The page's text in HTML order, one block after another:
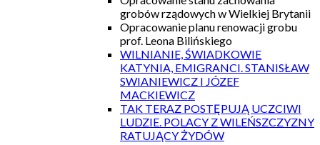
grobów rządowych w Wielkiej Brytanii
Opracowanie planu renowacji grobu
prof. Leona Bilińskiego
WILNIANIE, ŚWIADKOWIE
KATYNIA, EMIGRANCI. STANISŁAW
SWIANIEWICZ I JÓZEF
MACKIEWICZ
TAK TERAZ POSTĘPUJĄ UCZCIWI
LUDZIE. POLACY Z WILEŃSZCZYZNY
RATUJĄCY ŻYDÓW